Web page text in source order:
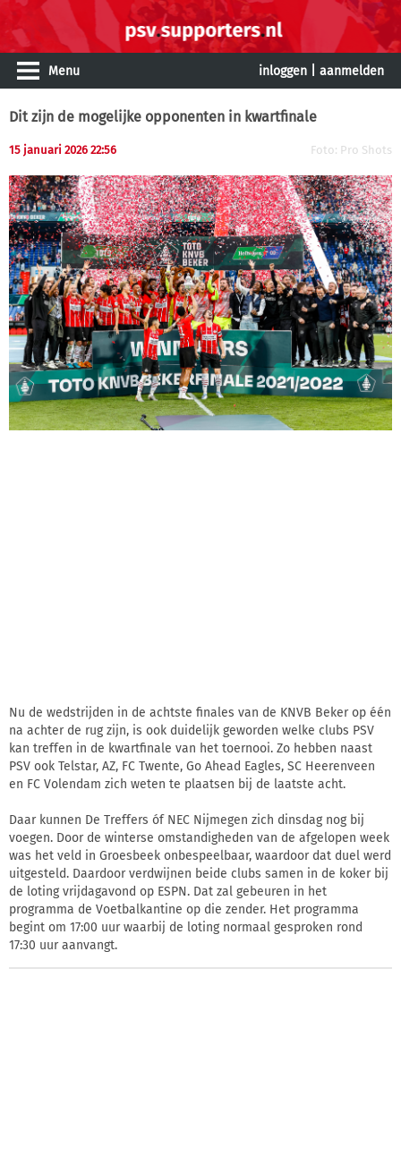
Menu inloggen aanmelden
Dit zijn de mogelijke opponenten in kwartfinale
15 januari 2026 22:56 Foto: Pro Shots
Nu de wedstrijden in de achtste finales van de KNVB Beker op één
na achter de rug zijn, is ook duidelijk geworden welke clubs PSV
kan treffen in de kwartfinale van het toernooi. Zo hebben naast
PSV ook Telstar, AZ, FC Twente, Go Ahead Eagles, SC Heerenveen
en FC Volendam zich weten te plaatsen bij de laatste acht.
Daar kunnen De Treffers óf NEC Nijmegen zich dinsdag nog bij
voegen. Door de winterse omstandigheden van de afgelopen week
was het veld in Groesbeek onbespeelbaar, waardoor dat duel werd
uitgesteld. Daardoor verdwijnen beide clubs samen in de koker bij
de loting vrijdagavond op ESPN. Dat zal gebeuren in het
programma de Voetbalkantine op die zender. Het programma
begint om 17:00 uur waarbij de loting normaal gesproken rond
17:30 uur aanvangt.